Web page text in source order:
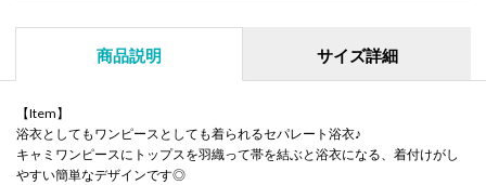
商品説明 サイズ詳細
【Item】
浴衣としてもワンピースとしても着られるセパレート浴衣♪
キャミワンピースにトップスを羽織って帯を結ぶと浴衣になる、着付けがし
やすい簡単なデザインです◎